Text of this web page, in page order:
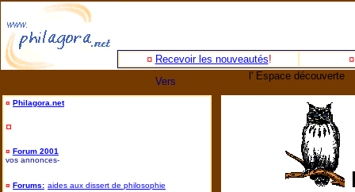
¤ Recevoir les nouveautés!
Vers
l' Espace découverte
¤ Philagora.net
¤
¤ Forum 2001
vos annonces-
¤ Forums: aides aux dissert de philosophie